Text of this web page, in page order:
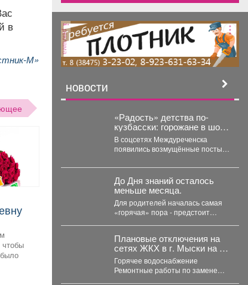
в
М»
реклама
НОВОСТИ
«Радость» детства по-
кузбасски: горожане в шоке
от антисанитарии у
детского сада
В соцсетях Междуреченска
появились возмущённые посты
которая "выросла" рядом с
детским...
До Дня знаний осталось
меньше месяца.
Для родителей началась самая
«горячая» пора - предстоит
Плановые отключения на
сетях ЖКХ в г. Мыски на 06
августа 2026 г.
Горячее водоснабжение
Ремонтные работы по замене